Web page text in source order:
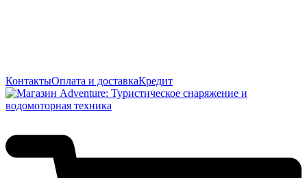
КонтактыОплата и доставкаКредит